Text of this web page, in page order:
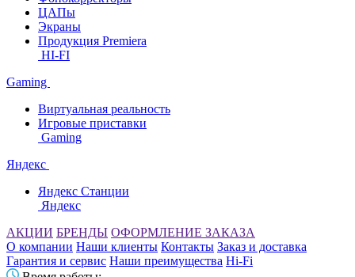
ЦАПы
Экраны
Продукция Premiera
HI-FI
Gaming
Виртуальная реальность
Игровые приставки
Gaming
Яндекс
Яндекс Станции
Яндекс
АКЦИИ БРЕНДЫ ОФОРМЛЕНИЕ ЗАКАЗА
О компании Наши клиенты Контакты Заказ и доставка
Гарантия и сервис Наши преимущества Hi-Fi